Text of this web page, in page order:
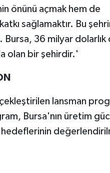
önünü açmak hem de
sağlamaktır. Bu
36 milyar dolarlık
olan bir şehirdir.'
lansman
Bursa'nın üretim
hedeflerinin